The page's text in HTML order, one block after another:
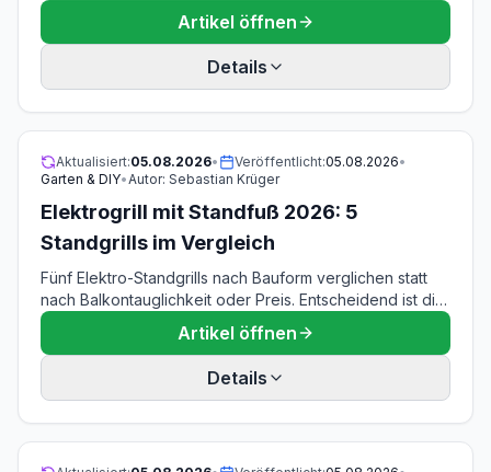
welches Gerät das beste ist, sondern worauf man im
Einsteigersegment konkret verzichtet: Thermostat statt
bloßer Leistungsstufe, Materialstärke zwischen 1,92 und
3,45 Kilogramm, Edelstahlrost gegen Antihaftplatte,
Artikel öffnen
Details
Aktualisiert:05.08.2026• Veröffentlicht:05.08.2026•
Garten & DIY•Autor: Sebastian Krüger
Elektrogrill mit Standfuß 2026: 5
Standgrills im Vergleich
Fünf Elektro-Standgrills nach Bauform verglichen statt
nach Balkontauglichkeit oder Preis. Entscheidend ist die
Arbeitshöhe: Nur ein Hersteller im Feld beziffert sie
überhaupt, alle anderen nennen bloß eine Gesamthöhe,
die bei Geräten mit Deckel 15 bis 20 Zentimeter darüber
liegt. Dazu die Stabilitätsbilanz aus 240 Nutzerstimmen,
Artikel öffnen
Details